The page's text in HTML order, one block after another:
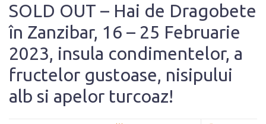
SOLD OUT – Hai de Dragobete
în Zanzibar, 16 – 25 Februarie
2023, insula condimentelor, a
fructelor gustoase, nisipului
alb si apelor turcoaz!